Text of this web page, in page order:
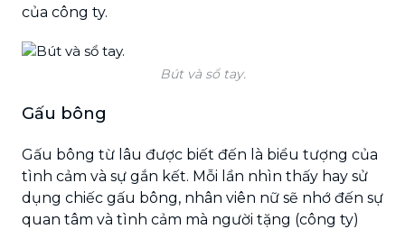
của công ty.
Bút và sổ tay.
Gấu bông
Gấu bông từ lâu được biết đến là biểu tượng của
tình cảm và sự gắn kết. Mỗi lần nhìn thấy hay sử
dụng chiếc gấu bông, nhân viên nữ sẽ nhớ đến sự
quan tâm và tình cảm mà người tặng (công ty)